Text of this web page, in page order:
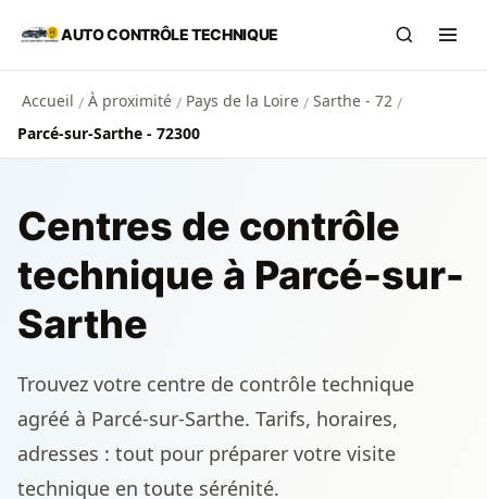
Aller au contenu principal
AUTO CONTRÔLE TECHNIQUE
Accueil / À proximité / Pays de la Loire / Sarthe - 72 /
Parcé-sur-Sarthe - 72300
Centres de contrôle
technique à Parcé-sur-
Sarthe
Trouvez votre centre de contrôle technique
agréé à Parcé-sur-Sarthe. Tarifs, horaires,
adresses : tout pour préparer votre visite
technique en toute sérénité.